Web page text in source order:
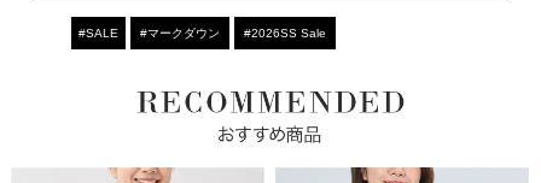
#SALE #マークダウン #2026SS Sale